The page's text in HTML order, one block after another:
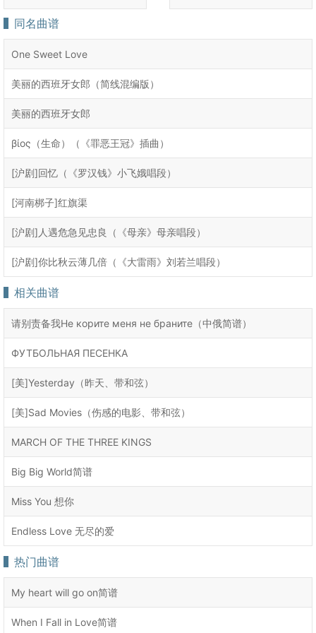
同名曲谱
One Sweet Love
美丽的西班牙女郎（简线混编版）
美丽的西班牙女郎
βίος（生命）（《罪恶王冠》插曲）
[沪剧]回忆（《罗汉钱》小飞娥唱段）
[河南梆子]红旗渠
[沪剧]人遇危急见忠良（《母亲》母亲唱段）
[沪剧]你比秋云薄几倍（《大雷雨》刘若兰唱段）
相关曲谱
请别责备我Не корите меня не браните（中俄简谱）
ФУТБОЛЬНАЯ ПЕСЕНКА
[美]Yesterday（昨天、带和弦）
[美]Sad Movies（伤感的电影、带和弦）
MARCH OF THE THREE KINGS
Big Big World简谱
Miss You 想你
Endless Love 无尽的爱
热门曲谱
My heart will go on简谱
When I Fall in Love简谱